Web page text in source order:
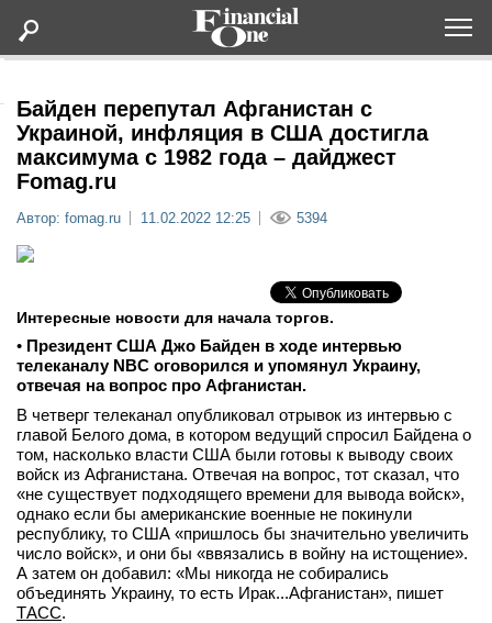
Статьи
Дайджесты
Мероприятия
Новости
Интервью
вконтакте
телеграм
Стать автором
Байден перепутал Афганистан с
Украиной, инфляция в США достигла
максимума с 1982 года – дайджест
Fomag.ru
Автор: fomag.ru 11.02.2022 12:25 5394
Интересные новости для начала торгов.
• Президент США Джо Байден в ходе интервью
телеканалу NBC оговорился и упомянул Украину,
отвечая на вопрос про Афганистан.
В четверг телеканал опубликовал отрывок из интервью с
главой Белого дома, в котором ведущий спросил Байдена о
том, насколько власти США были готовы к выводу своих
войск из Афганистана. Отвечая на вопрос, тот сказал, что
«не существует подходящего времени для вывода войск»,
однако если бы американские военные не покинули
республику, то США «пришлось бы значительно увеличить
число войск», и они бы «ввязались в войну на истощение».
А затем он добавил: «Мы никогда не собирались
объединять Украину, то есть Ирак...Афганистан», пишет
ТАСС.